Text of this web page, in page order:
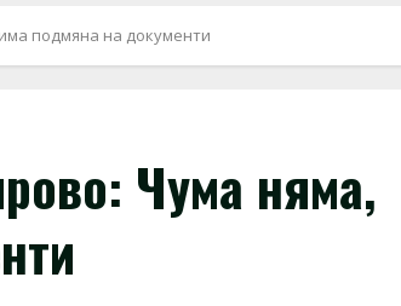
подмяна на документи
Чума няма,